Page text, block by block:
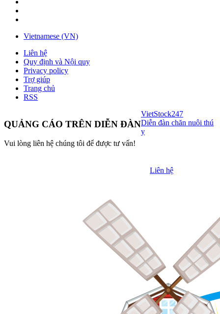
Vietnamese (VN)
Liên hệ
Quy định và Nội quy
Privacy policy
Trợ giúp
Trang chủ
RSS
QUẢNG CÁO TRÊN DIỄN ĐÀN
Vui lòng liên hệ chúng tôi để được tư vấn!
Liên hệ
VietStock247
Diễn đàn chăn nuôi thú
y